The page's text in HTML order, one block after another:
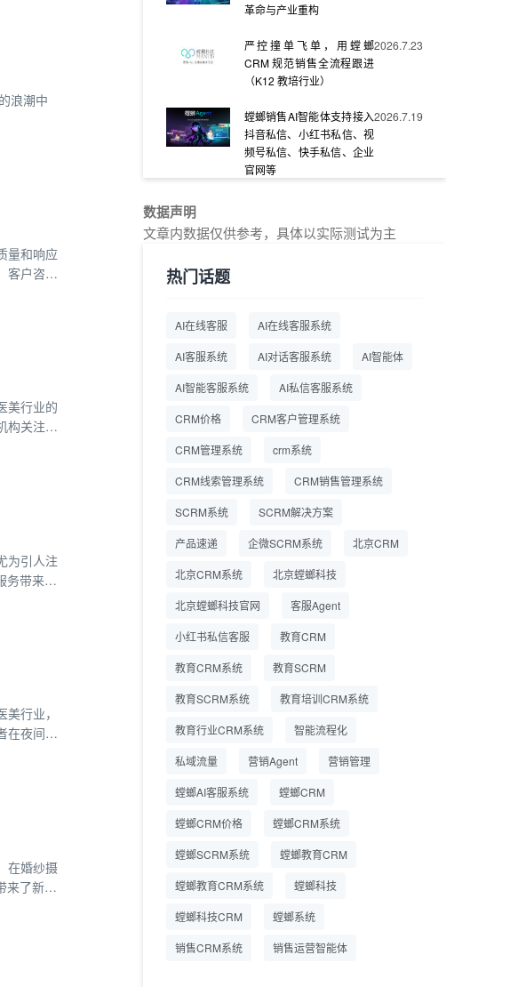
浪潮中
量和响应
客户咨询
美行业的
构关注的
为引人注
务带来前
行业，
在夜间的
在婚纱摄
来了新的
革命与产业重构
严控撞单飞单，用螳螂
CRM 规范销售全流程跟进
（K12 教培行业）
2026.7.23
螳螂销售AI智能体支持接入
抖音私信、小红书私信、视
频号私信、快手私信、企业
官网等
2026.7.19
素质教育定制，获客+服务
前全流程
一站式SCRM系统企微解决
方案 打通私域营销全流程
2026.7.14
商用SCRM系统企微工具
业微信 私域用户精细化管
螂教育CRM助力教培机构
精细化运营
数据声明
文章内数据仅供参考，具体以实际测试为主
热门话题
AI在线客服 AI在线客服系统
AI客服系统 AI对话客服系统 AI智能体
AI智能客服系统 AI私信客服系统
CRM价格 CRM客户管理系统
CRM管理系统 crm系统
CRM线索管理系统 CRM销售管理系统
SCRM系统 SCRM解决方案
产品速递 企微SCRM系统 北京CRM
北京CRM系统 北京螳螂科技
北京螳螂科技官网 客服Agent
小红书私信客服 教育CRM
教育CRM系统 教育SCRM
教育SCRM系统 教育培训CRM系统
教育行业CRM系统 智能流程化
私域流量 营销Agent 营销管理
螳螂AI客服系统 螳螂CRM
螳螂CRM价格 螳螂CRM系统
螳螂SCRM系统 螳螂教育CRM
螳螂教育CRM系统 螳螂科技
螳螂科技CRM 螳螂系统
销售CRM系统 销售运营智能体